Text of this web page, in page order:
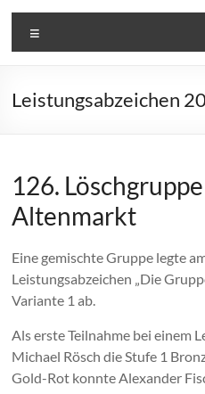
Leistungsabzeichen
126.
Altenmarkt
Eine gemischte Gruppe legte
Leistungsabzeichen „Die
Variante 1 ab.
Als erste Teilnahme bei einem
Michael Rösch die Stufe 1
Gold-Rot konnte Alexander